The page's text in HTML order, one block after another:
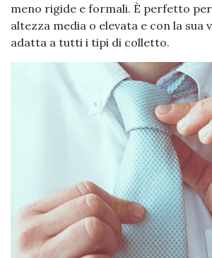
meno rigide e formali. È perfetto
altezza media o elevata e con la sua
adatta a tutti i tipi di colletto.